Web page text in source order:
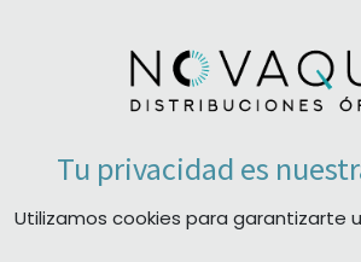
Tu privacidad es
Utilizamos cookies para garantizarte